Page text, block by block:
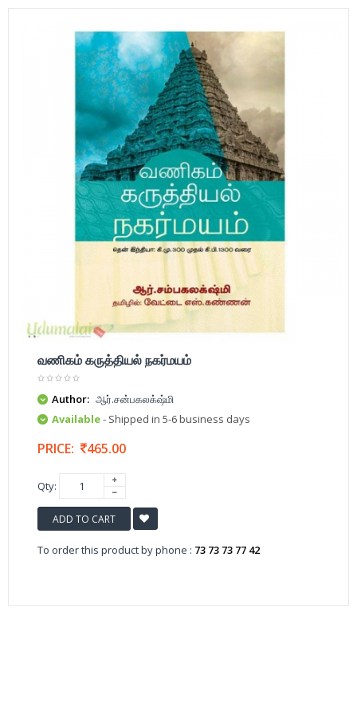
வணிகம் கருத்தியல் நகர்மயம்
Author: ஆர்.சன்பகலக்‌ஷ்மி
Available- Shipped in 5-6 business days
PRICE: 465.00
Qty:
ADD TO CART
To order this product by phone : 73 73 73 77 42